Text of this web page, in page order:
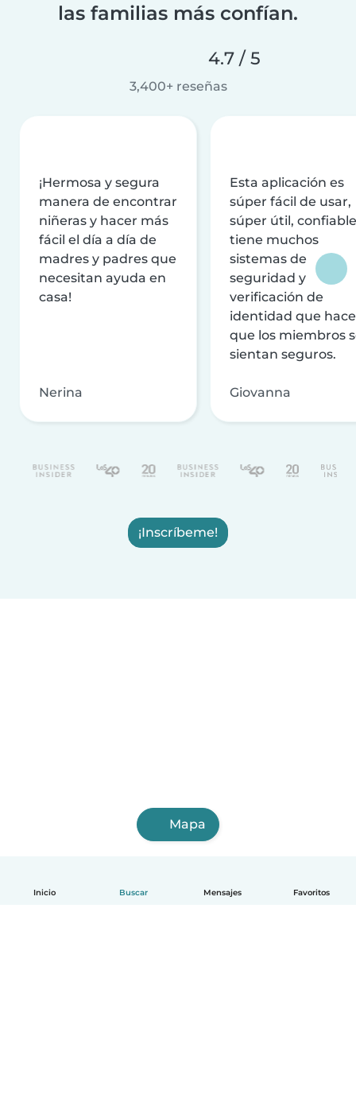
Inicio Buscar Mensajes Favoritos
las familias más confían.
4.7 / 5
3,400+ reseñas
¡Hermosa y segura
manera de encontrar
niñeras y hacer más
fácil el día a día de
madres y padres que
necesitan ayuda en
casa!
Nerina
Esta aplicación es
súper fácil de usar,
súper útil,
tiene muchos
sistemas de
seguridad y
verificación de
identidad que
que los miembros
sientan seguros.
Giovanna
¡Inscríbeme!
Mapa